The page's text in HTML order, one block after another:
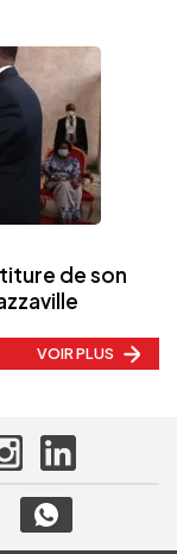
de son
VOIR PLUS